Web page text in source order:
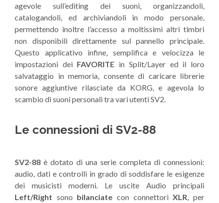
agevole sull’editing dei suoni, organizzandoli,
catalogandoli, ed archiviandoli in modo personale,
permettendo inoltre l’accesso a moltissimi altri timbri
non disponibili direttamente sul pannello principale.
Questo applicativo infine, semplifica e velocizza le
impostazioni dei FAVORITE in Split/Layer ed il loro
salvataggio in memoria, consente di caricare librerie
sonore aggiuntive rilasciate da KORG, e agevola lo
scambio di suoni personali tra vari utenti SV2.
Le connessioni di SV2-88
SV2-88 è dotato di una serie completa di connessioni:
audio, dati e controlli in grado di soddisfare le esigenze
dei musicisti moderni. Le uscite Audio principali
Left/Right sono bilanciate con connettoriXLR , per